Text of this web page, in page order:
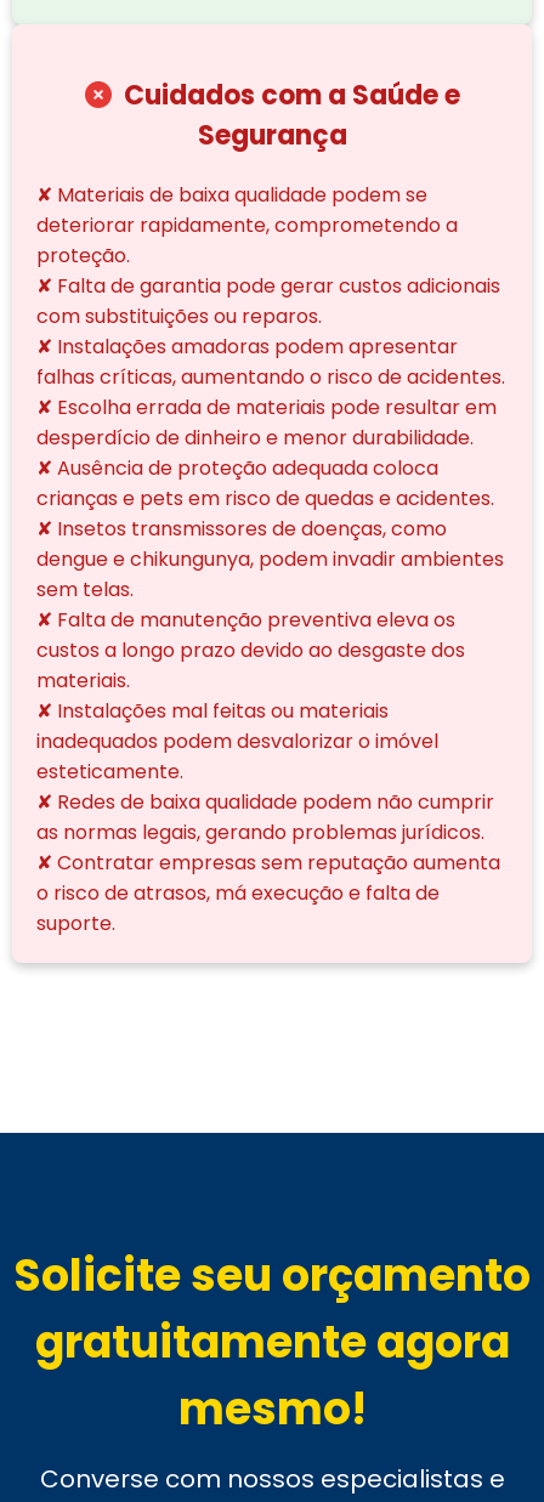
Cuidados com a Saúde e
Segurança
✘ Materiais de baixa qualidade podem se
deteriorar rapidamente, comprometendo a
proteção.
✘ Falta de garantia pode gerar custos adicionais
com substituições ou reparos.
✘ Instalações amadoras podem apresentar
falhas críticas, aumentando o risco de acidentes.
✘ Escolha errada de materiais pode resultar em
desperdício de dinheiro e menor durabilidade.
✘ Ausência de proteção adequada coloca
crianças e pets em risco de quedas e acidentes.
✘ Insetos transmissores de doenças, como
dengue e chikungunya, podem invadir ambientes
sem telas.
✘ Falta de manutenção preventiva eleva os
custos a longo prazo devido ao desgaste dos
materiais.
✘ Instalações mal feitas ou materiais
inadequados podem desvalorizar o imóvel
esteticamente.
✘ Redes de baixa qualidade podem não cumprir
as normas legais, gerando problemas jurídicos.
✘ Contratar empresas sem reputação aumenta
o risco de atrasos, má execução e falta de
suporte.
Solicite seu orçamento
gratuitamente agora
mesmo!
Converse com nossos especialistas e